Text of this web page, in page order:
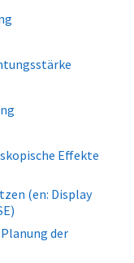
Effekte
(en: Display
der